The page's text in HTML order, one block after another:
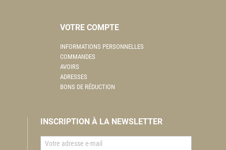
VOTRE COMPTE
INFORMATIONS PERSONNELLES
COMMANDES
AVOIRS
ADRESSES
BONS DE RÉDUCTION
INSCRIPTION À LA NEWSLETTER